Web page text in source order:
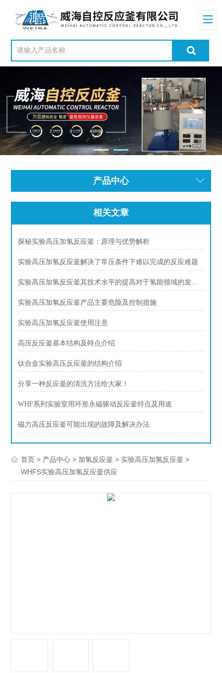
产品中心
相关文章
探秘实验高压加氢反应釜：原理与优势解析
实验高压加氢反应釜解决了常压条件下难以完成的反应难题
实验高压加氢反应釜其技术水平的提高对于氢能领域的发展具有重要意义
实验高压加氢反应釜产品主要危险及控制措施
实验高压加氢反应釜使用注意
高压反应釜基本结构及特点介绍
钛合金实验高压反应釜的结构介绍
分享一种反应釜的清洗方法给大家！
WHF系列实验室用环形永磁驱动反应釜特点及用途
磁力高压反应釜可能出现的故障及解决办法
首页 > 产品中心 > 加氢反应釜 > 实验高压加氢反应釜 >
WHFS实验高压加氢反应釜供应